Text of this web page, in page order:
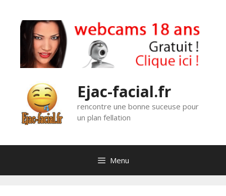
contenu
Ejac-facial.fr
rencontre une bonne suceuse pour
un plan fellation
Menu